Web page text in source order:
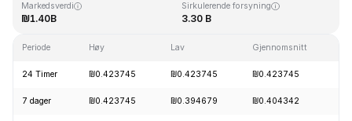
Markedsverdi
₪1.40B
Sirkulerende forsyning
3.30 B
Periode Høy Lav Gjennomsnitt
24 Timer ₪0.423745 ₪0.423745 ₪0.423745
7 dager ₪0.423745 ₪0.394679 ₪0.404342